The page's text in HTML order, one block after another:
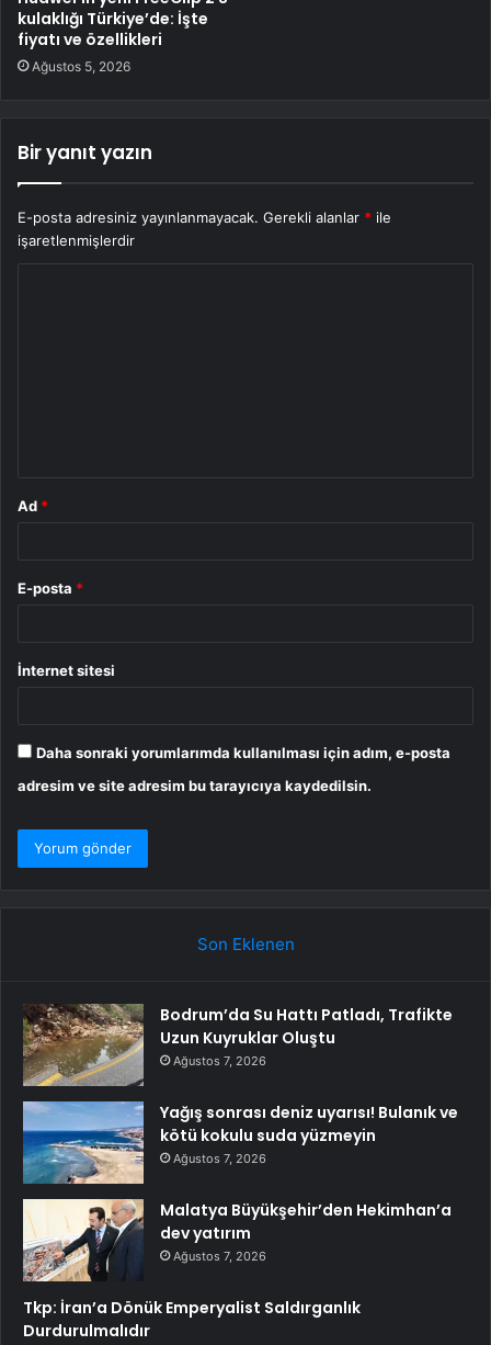
kulaklığı Türkiye’de: İşte
fiyatı ve özellikleri
Ağustos 5, 2026
Bir yanıt yazın
E-posta adresiniz yayınlanmayacak. Gerekli alanlar * ile
işaretlenmişlerdir
Ad *
E-posta *
İnternet sitesi
Daha sonraki yorumlarımda kullanılması için adım, e-posta
adresim ve site adresim bu tarayıcıya kaydedilsin.
Son Eklenen
Bodrum’da Su Hattı Patladı, Trafikte
Uzun Kuyruklar Oluştu
Ağustos 7, 2026
Yağış sonrası deniz uyarısı! Bulanık ve
kötü kokulu suda yüzmeyin
Ağustos 7, 2026
Malatya Büyükşehir’den Hekimhan’a
dev yatırım
Ağustos 7, 2026
Tkp: İran’a Dönük Emperyalist Saldırganlık
Durdurulmalıdır